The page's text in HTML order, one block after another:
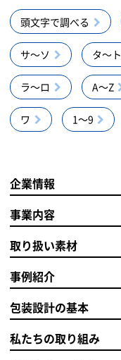
頭文字で調べる
サ～ソ タ～ト
ラ～ロ A～Z
ワ 1～9
企業情報
事業内容
取り扱い素材
事例紹介
包装設計の基本
私たちの取り組み